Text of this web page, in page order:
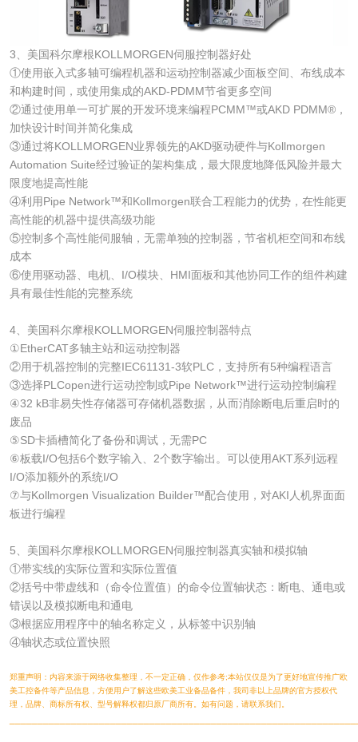
3、美国科尔摩根KOLLMORGEN伺服控制器好处
①使用嵌入式多轴可编程机器和运动控制器减少面板空间、布线成本
和构建时间，或使用集成的AKD-PDMM节省更多空间
②通过使用单一可扩展的开发环境来编程PCMM™或AKD PDMM®，
加快设计时间并简化集成
③通过将KOLLMORGEN业界领先的AKD驱动硬件与Kollmorgen
Automation Suite经过验证的架构集成，最大限度地降低风险并最大
限度地提高性能
④利用Pipe Network™和Kollmorgen联合工程能力的优势，在性能更
高性能的机器中提供高级功能
⑤控制多个高性能伺服轴，无需单独的控制器，节省机柜空间和布线
成本
⑥使用驱动器、电机、I/O模块、HMI面板和其他协同工作的组件构建
具有最佳性能的完整系统
4、美国科尔摩根KOLLMORGEN伺服控制器特点
①EtherCAT多轴主站和运动控制器
②用于机器控制的完整IEC61131-3软PLC，支持所有5种编程语言
③选择PLCopen进行运动控制或Pipe Network™进行运动控制编程
④32 kB非易失性存储器可存储机器数据，从而消除断电后重启时的
废品
⑤SD卡插槽简化了备份和调试，无需PC
⑥板载I/O包括6个数字输入、2个数字输出。可以使用AKT系列远程
I/O添加额外的系统I/O
⑦与Kollmorgen Visualization Builder™配合使用，对AKI人机界面面
板进行编程
5、美国科尔摩根KOLLMORGEN伺服控制器真实轴和模拟轴
①带实线的实际位置和实际位置值
②括号中带虚线和（命令位置值）的命令位置轴状态：断电、通电或
错误以及模拟断电和通电
③根据应用程序中的轴名称定义，从标签中识别轴
④轴状态或位置快照
郑重声明：内容来源于网络收集整理，不一定正确，仅作参考;本站仅仅是为了更好地宣传推广欧
美工控备件等产品信息，方便用户了解这些欧美工业备品备件，我司非以上品牌的官方授权代
理，品牌、商标所有权、型号解释权都归原厂商所有。如有问题，请联系我们。